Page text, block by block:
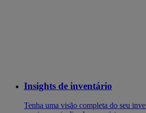
Insights de inventário
Tenha uma visão completa do seu